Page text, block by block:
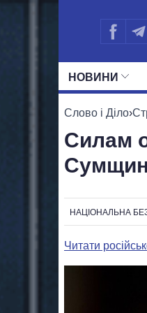
НОВИНИ
Слово і Діло›
Силам
НАЦІОНАЛЬНА
Читати